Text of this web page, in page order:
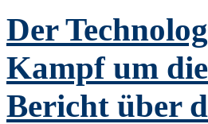
Der
Kampf um
Bericht über